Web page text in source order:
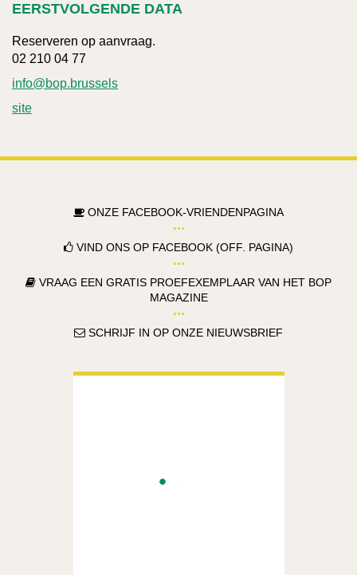
EERSTVOLGENDE DATA
Reserveren op aanvraag.
02 210 04 77
info@bop.brussels
site
ONZE FACEBOOK-VRIENDENPAGINA
VIND ONS OP FACEBOOK (OFF. PAGINA)
VRAAG EEN GRATIS PROEFEXEMPLAAR VAN HET BOP
MAGAZINE
SCHRIJF IN OP ONZE NIEUWSBRIEF